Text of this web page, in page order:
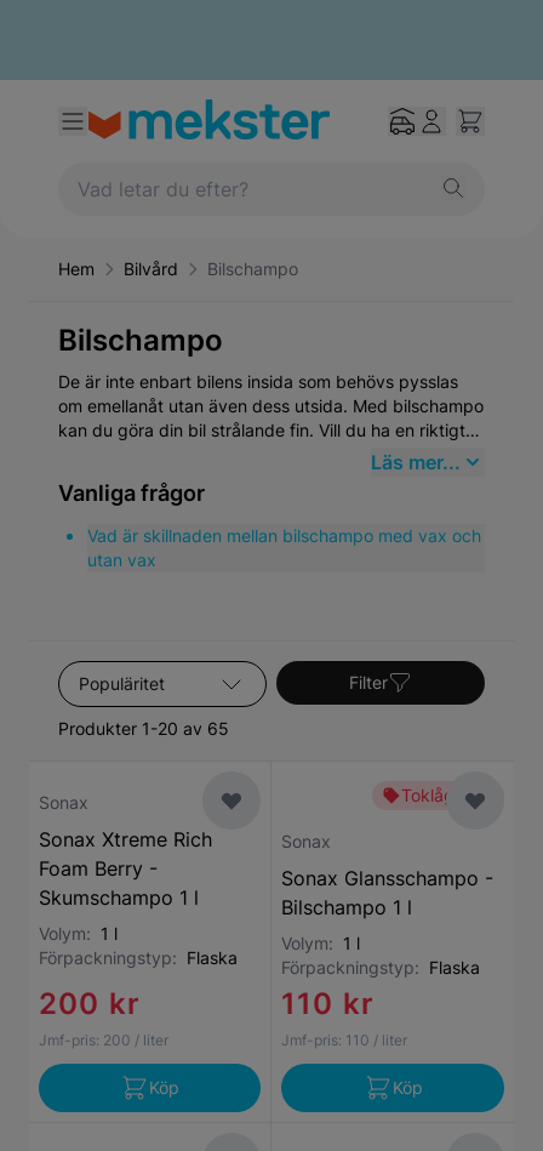
Hem Bilvård Bilschampo
Bilschampo
De är inte enbart bilens insida som behövs pysslas
om emellanåt utan även dess utsida. Med bilschampo
kan du göra din bil strålande fin. Vill du ha en riktigt
glansig bil föreslår vi att du väljer ett schampo med
vax för en snyggare slutfinish. Spana in vårt grymma
utbud av bilschampon från kända tillverkare nedan.
Läs mer...
Vanliga frågor
Vad är skillnaden mellan bilschampo med vax och
utan vax
Sortera efter
Produkter 1-20 av 65
Filter
Sonax
Sonax Xtreme Rich
Foam Berry -
Skumschampo 1 l
Volym: 1 l
Förpackningstyp: Flaska
200 kr
Jmf-pris: 200 / liter
Köp
Toklågt pris
Sonax
Sonax Glansschampo -
Bilschampo 1 l
Volym: 1 l
Förpackningstyp: Flaska
110 kr
Jmf-pris: 110 / liter
Köp